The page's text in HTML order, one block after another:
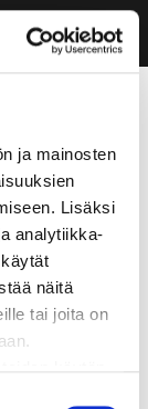
ja mainosten
Lisäksi
analytiikka-
näitä
tai joita on